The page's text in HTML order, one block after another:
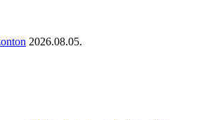
2026.08.05.